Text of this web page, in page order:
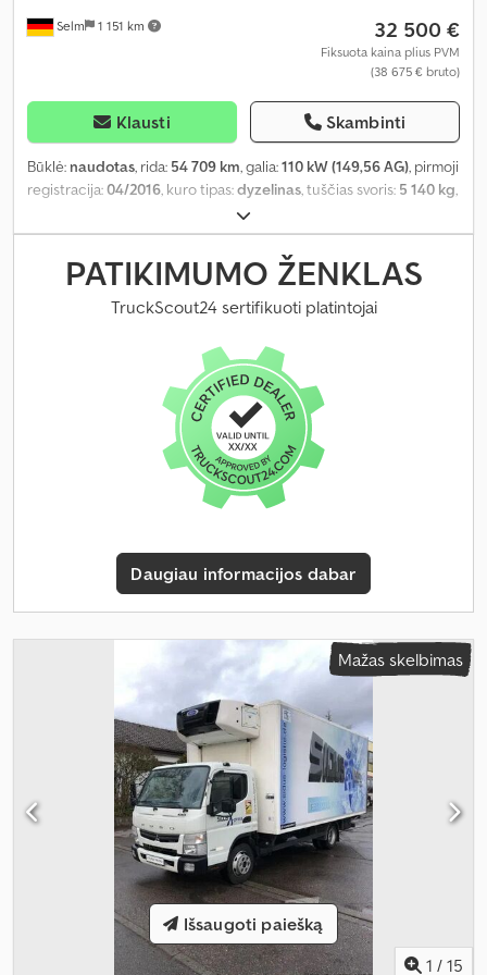
Selm 1 151 km 32 500 €
Fiksuota kaina plius PVM
(38 675 € bruto)
Klausti Skambinti
Būklė: naudotas, rida: 54 709 km, galia:110 kW (149,56 AG), pirmoji
registracija:04/2016, kuro tipas:dyzelinas, tuščias svoris: 5 140 kg,
2 350 kg
konfigūracija:4x2, ratų bazė:2 900 mm, spalva:balta, vairuotojo
kabina:dieninė kabina , pavaros tipas: pusiau automatinis
emisijos klasė: Euro 6 , pakaba:plienas , sėdimų vietų skaičius:
bendras ilgis:5 300 mm, Įranga:ABS, centrinis užraktas,
oro kondicionavimas, trauki kontrolė, žemas triukšmo lygis
PATIKIMUMO ŽENKLAS
TruckScout24 sertifikuoti platintojai
Daugiau informacijos dabar
Mažas skelbimas
1 / 15
Išsaugoti paiešką